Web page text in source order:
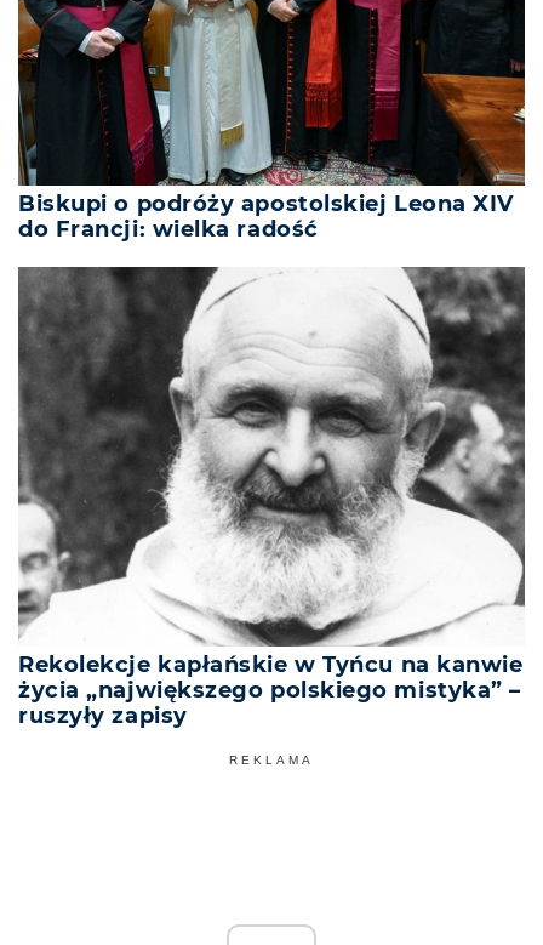
Biskupi o podróży apostolskiej Leona XIV
do Francji: wielka radość
Rekolekcje kapłańskie w Tyńcu na kanwie
życia „największego polskiego mistyka” –
ruszyły zapisy
REKLAMA